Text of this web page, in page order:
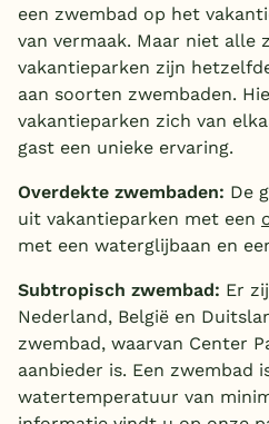
een zwembad op het
van vermaak. Maar niet alle
vakantieparken zijn
aan soorten zwembaden.
vakantieparken zich van
gast een unieke ervaring.
Overdekte zwembaden: De
uit vakantieparken met een
met een waterglijbaan en
Subtropisch zwembad: Er
Nederland, België en
zwembad, waarvan Center
aanbieder is. Een zwembad
watertemperatuur van